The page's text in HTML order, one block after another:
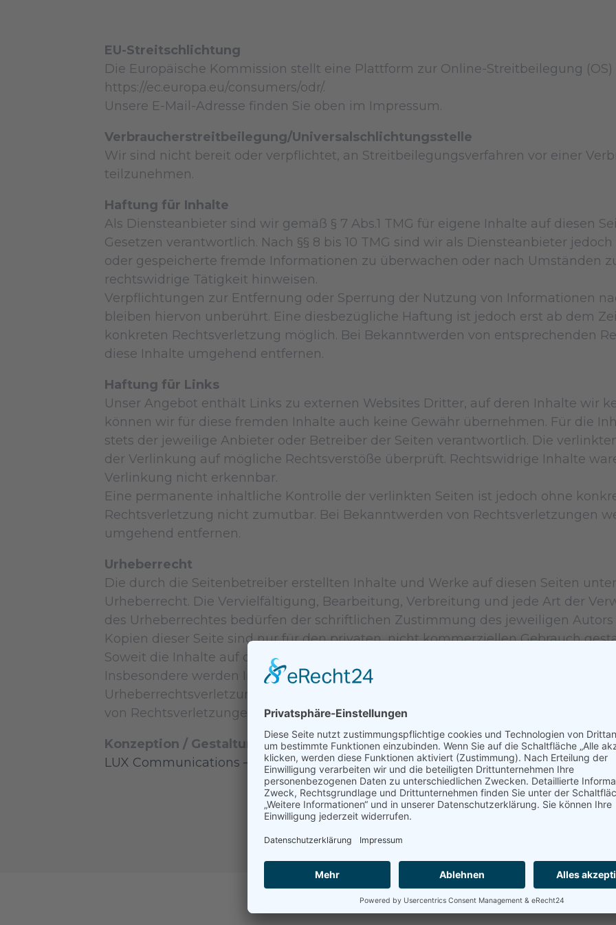
EU-Streitschlichtung
Die Europäische Kommission stellt eine Plattform zur Online-Streitbeilegung (OS)
https://ec.europa.eu/consumers/odr/.
Unsere E-Mail-Adresse finden Sie oben im Impressum.
Verbraucher­streit­beilegung/Universal­schlichtungs­stelle
Wir sind nicht bereit oder verpflichtet, an Streitbeilegungsverfahren vor einer
teilzunehmen.
Haftung für Inhalte
Als Diensteanbieter sind wir gemäß § 7 Abs.1 TMG für eigene Inhalte auf diesen
Gesetzen verantwortlich. Nach §§ 8 bis 10 TMG sind wir als Diensteanbieter
oder gespeicherte fremde Informationen zu überwachen oder nach Umständen
rechtswidrige Tätigkeit hinweisen.
Verpflichtungen zur Entfernung oder Sperrung der Nutzung von Informationen
bleiben hiervon unberührt. Eine diesbezügliche Haftung ist jedoch erst ab dem
konkreten Rechtsverletzung möglich. Bei Bekanntwerden von entsprechenden
diese Inhalte umgehend entfernen.
Haftung für Links
Unser Angebot enthält Links zu externen Websites Dritter, auf deren Inhalte wir
können wir für diese fremden Inhalte auch keine Gewähr übernehmen. Für die
stets der jeweilige Anbieter oder Betreiber der Seiten verantwortlich. Die
der Verlinkung auf mögliche Rechtsverstöße überprüft. Rechtswidrige Inhalte
Verlinkung nicht erkennbar.
Eine permanente inhaltliche Kontrolle der verlinkten Seiten ist jedoch ohne
Rechtsverletzung nicht zumutbar. Bei Bekanntwerden von Rechtsverletzungen
umgehend entfernen.
Urheberrecht
Die durch die Seitenbetreiber erstellten Inhalte und Werke auf diesen Seiten
Urheberrecht. Die Vervielfältigung, Bearbeitung, Verbreitung und jede Art der
des Urheberrechtes bedürfen der schriftlichen Zustimmung des jeweiligen Autors
Kopien dieser Seite sind nur für den privaten, nicht kommerziellen Gebrauch
Soweit die Inhalte auf dieser Seite nicht vom Betreiber erstellt wurden, werden
Insbesondere werden Inhalte Dritter als solche gekennzeichnet. Sollten Sie
Urheberrechtsverletzung aufmerksam werden, bitten wir um einen
von Rechtsverletzungen werden wir derartige Inhalte umgehend entfernen.
Konzeption / Gestaltung / Programmierung
LUX Communications – Agentur für Handelsmarketing & eCommerce